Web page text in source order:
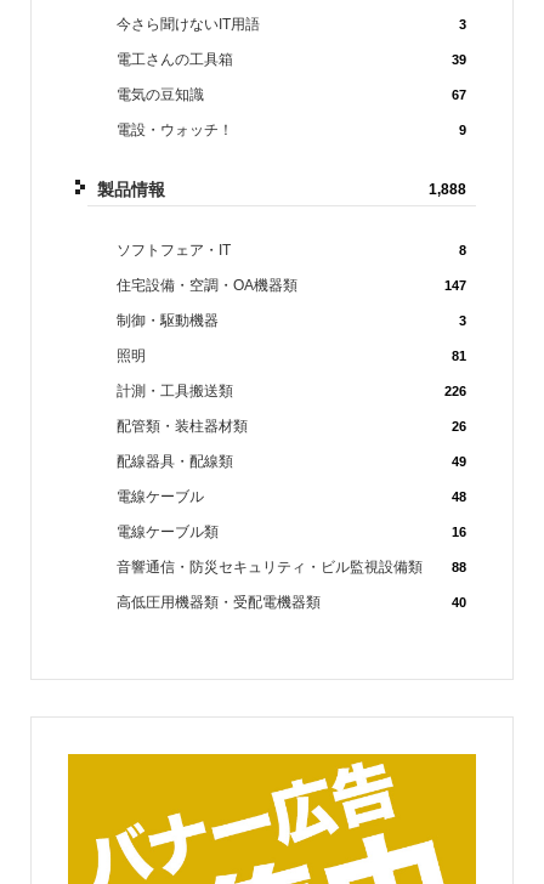
今さら聞けないIT用語 3
電工さんの工具箱 39
電気の豆知識 67
電設・ウォッチ！ 9
製品情報 1,888
ソフトフェア・IT 8
住宅設備・空調・OA機器類 147
制御・駆動機器 3
照明 81
計測・工具搬送類 226
配管類・装柱器材類 26
配線器具・配線類 49
電線ケーブル 48
電線ケーブル類 16
音響通信・防災セキュリティ・ビル監視設備類 88
高低圧用機器類・受配電機器類 40